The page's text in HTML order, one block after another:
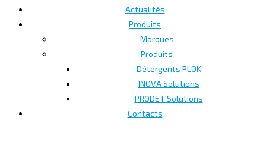
Actualités
Produits
Marques
Produits
Détergents PLOK
INOVA Solutions
PRODET Solutions
Contacts